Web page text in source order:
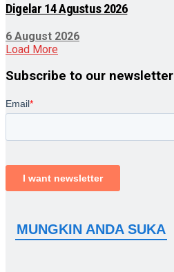
Digelar 14 Agustus 2026
6 August 2026
Load More
Subscribe to our newsletter